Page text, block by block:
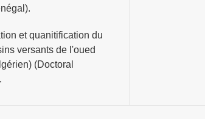
et quanitification du
versants de l'oued
(Doctoral